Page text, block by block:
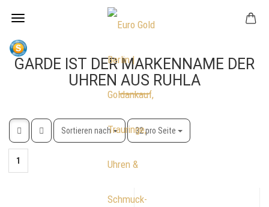
GARDE IST DER MARKENNAME DER
UHREN AUS RUHLA
Sortieren nach
Sortieren nach 32 pro Seite
pro Seite
1